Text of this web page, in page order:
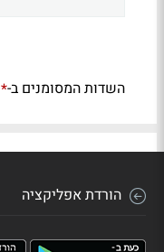
השדות המסומנים ב-*
הורדת אפליקציה